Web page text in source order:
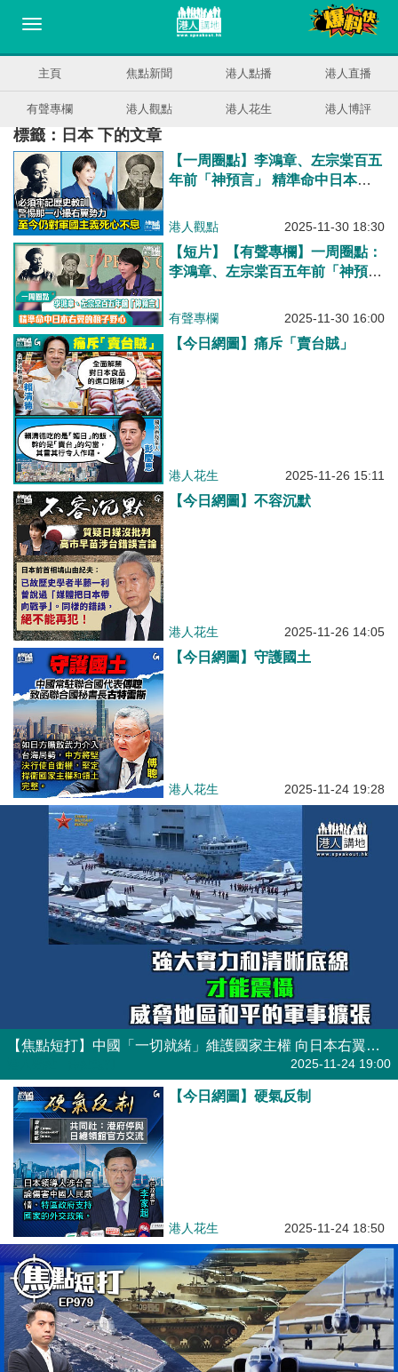
主頁 焦點新聞 港人點播 港人直播
有聲專欄 港人觀點 港人花生 港人博評
標籤：日本 下的文章
【一周圈點】李鴻章、左宗棠百五
年前「神預言」 精準命中日本右
港人觀點 2025-11-30 18:30
【短片】【有聲專欄】一周圈點：
李鴻章、左宗棠百五年前「神預
心
有聲專欄 2025-11-30 16:00
【今日網圖】痛斥「賣台賊」
港人花生 2025-11-26 15:11
【今日網圖】不容沉默
港人花生 2025-11-26 14:05
【今日網圖】守護國土
港人花生 2025-11-24 19:28
【焦點短打】中國「一切就緒」維護國家主權 向日本右翼勢力亮出底線！
2025-11-24 19:00
【今日網圖】硬氣反制
港人花生 2025-11-24 18:50